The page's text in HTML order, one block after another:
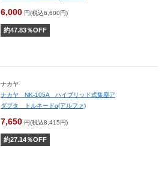
6,000 円(税込6,600円)
約47.83％OFF
ナカヤ
ナカヤ NK-105A ハイブリッド式集塵ア
ダプタ トルネードα(アルファ)
7,650 円(税込8,415円)
約27.14％OFF